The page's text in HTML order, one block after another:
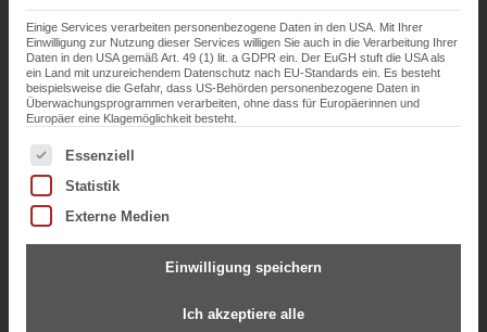
Kontaktieren Sie uns
Einige Services verarbeiten personenbezogene Daten in den USA. Mit Ihrer
Einwilligung zur Nutzung dieser Services willigen Sie auch in die Verarbeitung Ihrer
Daten in den USA gemäß Art. 49 (1) lit. a GDPR ein. Der EuGH stuft die USA als
ein Land mit unzureichendem Datenschutz nach EU-Standards ein. Es besteht
beispielsweise die Gefahr, dass US-Behörden personenbezogene Daten in
Überwachungsprogrammen verarbeiten, ohne dass für Europäerinnen und
Europäer eine Klagemöglichkeit besteht.
Es folgt eine Liste der Service-Gruppen, für die eine
Essenziell
Statistik
Externe Medien
Einwilligung speichern
Ich akzeptiere alle